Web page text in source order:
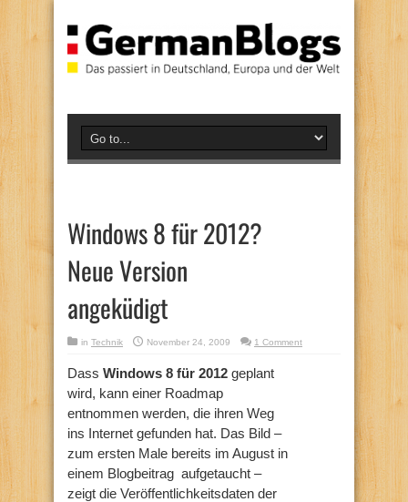
Windows 8 für 2012?
Neue Version
angeküdigt
in Technik November 24, 2009 1 Comment
Dass Windows 8 für 2012 geplant
wird, kann einer Roadmap
entnommen werden, die ihren Weg
ins Internet gefunden hat. Das Bild –
zum ersten Male bereits im August in
einem Blogbeitrag aufgetaucht –
zeigt die Veröffentlichkeitsdaten der